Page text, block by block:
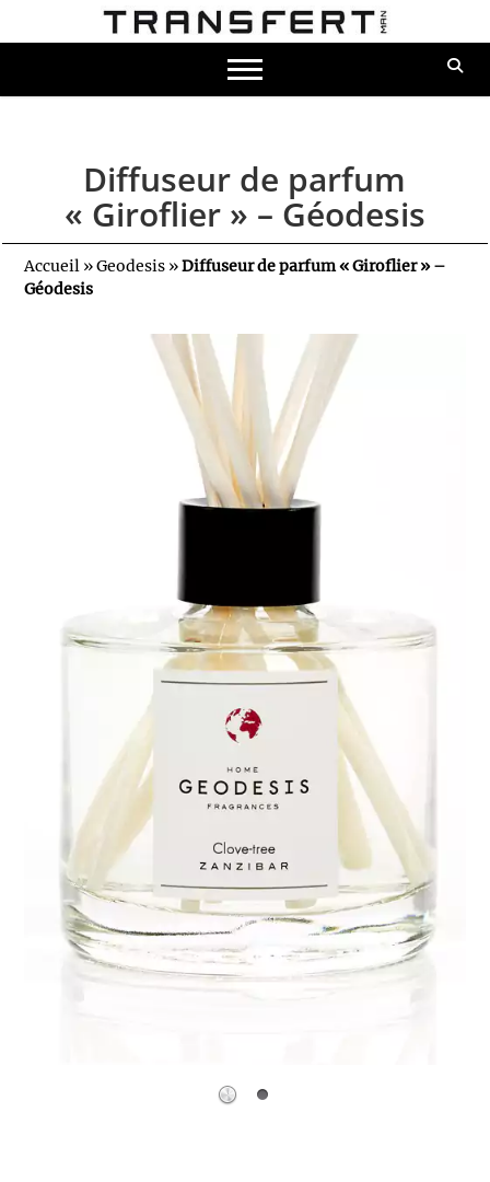
Diffuseur de parfum
« Giroflier » – Géodesis
Accueil »Geodesis »Diffuseur de parfum « Giroflier » –
Géodesis